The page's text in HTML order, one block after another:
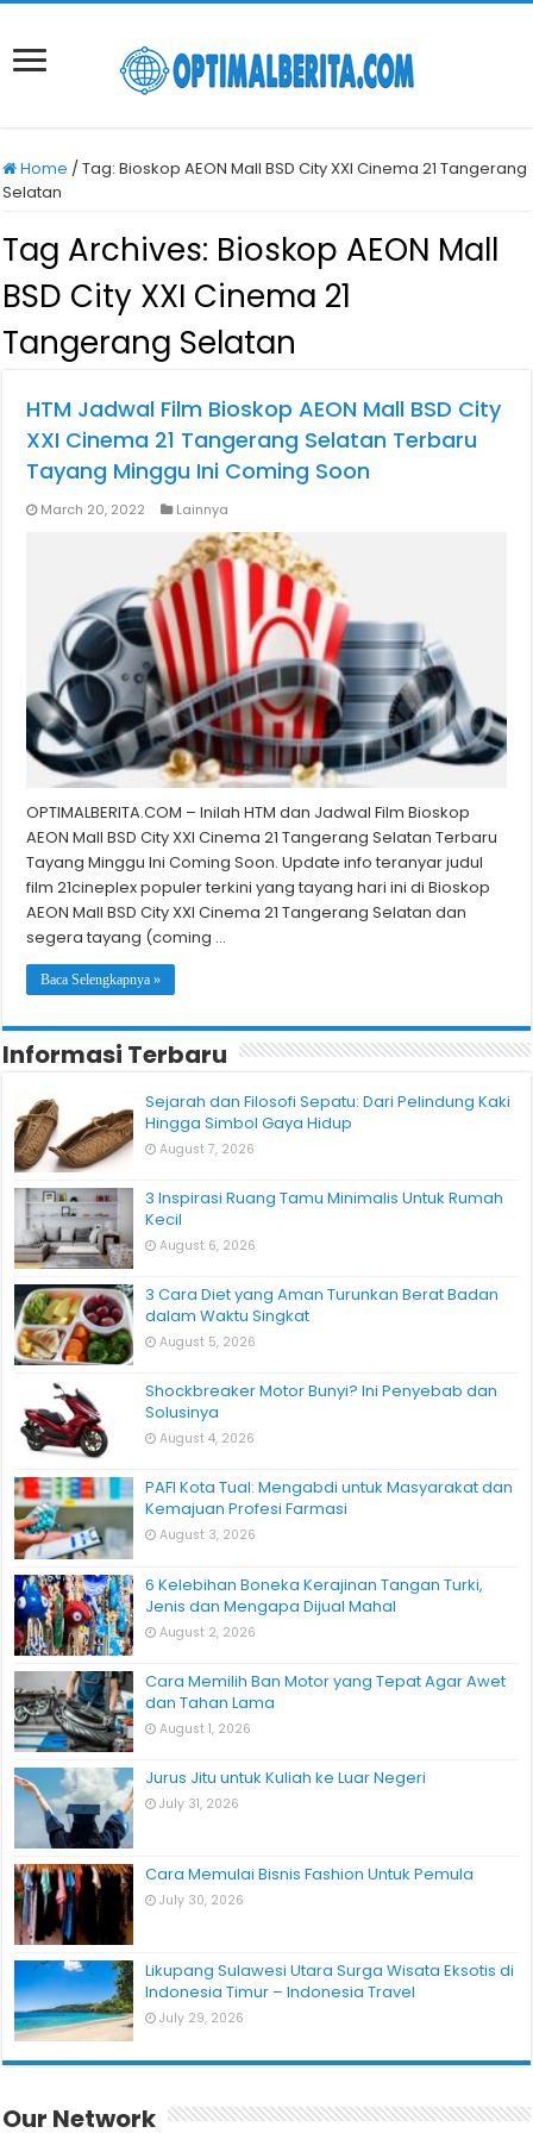
Home /Tag:Bioskop AEON Mall BSD City XXI Cinema 21 Tangerang
Selatan
Tag Archives: Bioskop AEON Mall
BSD City XXI Cinema 21
Tangerang Selatan
HTM Jadwal Film Bioskop AEON Mall BSD City
XXI Cinema 21 Tangerang Selatan Terbaru
Tayang Minggu Ini Coming Soon
March 20, 2022 Lainnya
OPTIMALBERITA.COM – Inilah HTM dan Jadwal Film Bioskop
AEON Mall BSD City XXI Cinema 21 Tangerang Selatan Terbaru
Tayang Minggu Ini Coming Soon. Update info teranyar judul
film 21cineplex populer terkini yang tayang hari ini di Bioskop
AEON Mall BSD City XXI Cinema 21 Tangerang Selatan dan
segera tayang (coming …
Baca Selengkapnya »
Informasi Terbaru
Sejarah dan Filosofi Sepatu: Dari Pelindung Kaki
Hingga Simbol Gaya Hidup
August 7, 2026
3 Inspirasi Ruang Tamu Minimalis Untuk Rumah
Kecil
August 6, 2026
3 Cara Diet yang Aman Turunkan Berat Badan
dalam Waktu Singkat
August 5, 2026
Shockbreaker Motor Bunyi? Ini Penyebab dan
Solusinya
August 4, 2026
PAFI Kota Tual: Mengabdi untuk Masyarakat dan
Kemajuan Profesi Farmasi
August 3, 2026
6 Kelebihan Boneka Kerajinan Tangan Turki,
Jenis dan Mengapa Dijual Mahal
August 2, 2026
Cara Memilih Ban Motor yang Tepat Agar Awet
dan Tahan Lama
August 1, 2026
Jurus Jitu untuk Kuliah ke Luar Negeri
July 31, 2026
Cara Memulai Bisnis Fashion Untuk Pemula
July 30, 2026
Likupang Sulawesi Utara Surga Wisata Eksotis di
Indonesia Timur – Indonesia Travel
July 29, 2026
Our Network